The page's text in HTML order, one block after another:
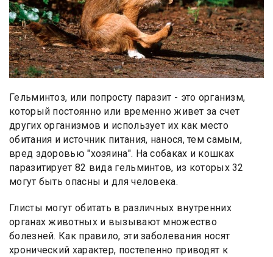
Гельминтоз, или попросту паразит - это организм,
который постоянно или временно живет за счет
других организмов и использует их как место
обитания и источник питания, нанося, тем самым,
вред здоровью "хозяина". На собаках и кошках
паразитирует 82 вида гельминтов, из которых 32
могут быть опасны и для человека.
Глисты могут обитать в различных внутренних
органах животных и вызывают множество
болезней. Как правило, эти заболевания носят
хронический характер, постепенно приводят к